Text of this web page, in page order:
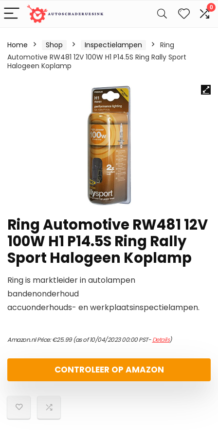
0
Home Shop Inspectielampen
Ring
Automotive RW481 12V 100W H1 P14.5S Ring Rally Sport
Halogeen Koplamp
Ring Automotive RW481 12V
100W H1 P14.5S Ring Rally
Sport Halogeen Koplamp
Ring is marktleider in autolampen
bandenonderhoud
accuonderhouds- en werkplaatsinspectielampen.
Amazon.nl Price:€25.99(as of 10/04/2023 00:00 PST-Details)
CONTROLEER OP AMAZON